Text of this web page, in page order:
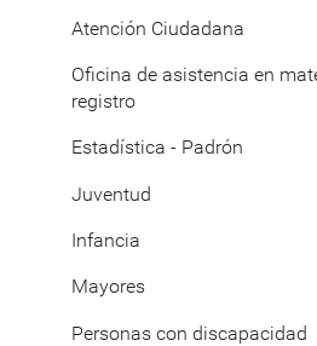
Atención Ciudadana
Oficina de asistencia en
registro
Estadística - Padrón
Juventud
Infancia
Mayores
Personas con discapacidad